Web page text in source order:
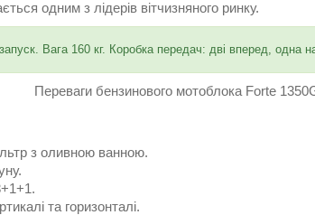
одним з лідерів вітчизняного ринку.
Вага 160 кг. Коробка передач: дві вперед, одна
Переваги бензинового мотоблока Forte
з оливною ванною.
та горизонталі.